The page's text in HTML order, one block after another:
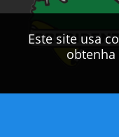
Este site usa